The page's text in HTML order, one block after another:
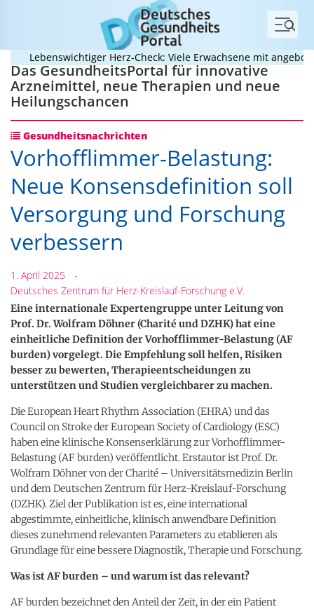
Menü
Lebenswichtiger Herz-Check: Viele Erwachsene mit
Das GesundheitsPortal für innovative
Arzneimittel, neue Therapien und neue
Heilungschancen
Gesundheitsnachrichten
Vorhofflimmer-Belastung:
Neue Konsensdefinition soll
Versorgung und Forschung
verbessern
1. April 2025
-
Deutsches Zentrum für Herz-Kreislauf-Forschung e.V.
Eine internationale Expertengruppe unter Leitung von
Prof. Dr. Wolfram Döhner (Charité und DZHK) hat eine
einheitliche Definition der Vorhofflimmer-Belastung (AF
burden) vorgelegt. Die Empfehlung soll helfen, Risiken
besser zu bewerten, Therapieentscheidungen zu
unterstützen und Studien vergleichbarer zu machen.
Die European Heart Rhythm Association (EHRA) und das
Council on Stroke der European Society of Cardiology (ESC)
haben eine klinische Konsenserklärung zur Vorhofflimmer-
Belastung (AF burden) veröffentlicht. Erstautor ist Prof. Dr.
Wolfram Döhner von der Charité – Universitätsmedizin Berlin
und dem Deutschen Zentrum für Herz-Kreislauf-Forschung
(DZHK). Ziel der Publikation ist es, eine international
abgestimmte, einheitliche, klinisch anwendbare Definition
dieses zunehmend relevanten Parameters zu etablieren als
Grundlage für eine bessere Diagnostik, Therapie und Forschung.
Was ist AF burden – und warum ist das relevant?
AF burden bezeichnet den Anteil der Zeit, in der ein Patient